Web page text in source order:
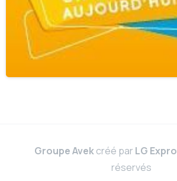
Groupe Avekcréé par LG Expro
réservés